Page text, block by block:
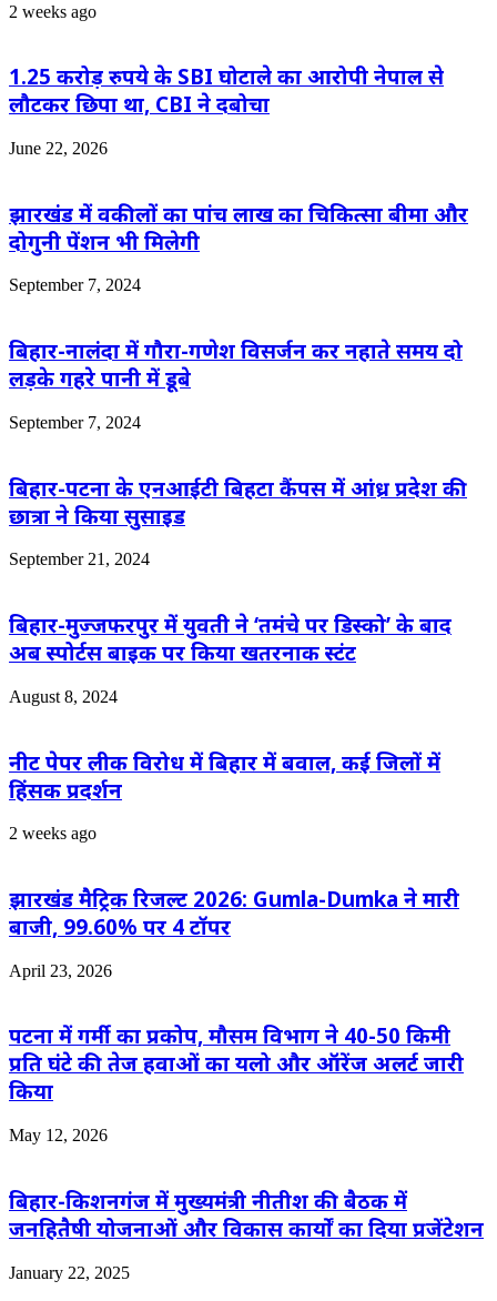
2 weeks ago
1.25 करोड़ रुपये के SBI घोटाले का आरोपी नेपाल से
लौटकर छिपा था, CBI ने दबोचा
June 22, 2026
झारखंड में वकीलों का पांच लाख का चिकित्सा बीमा और
दोगुनी पेंशन भी मिलेगी
September 7, 2024
बिहार-नालंदा में गौरा-गणेश विसर्जन कर नहाते समय दो
लड़के गहरे पानी में डूबे
September 7, 2024
बिहार-पटना के एनआईटी बिहटा कैंपस में आंध्र प्रदेश की
छात्रा ने किया सुसाइड
September 21, 2024
बिहार-मुज्जफरपुर में युवती ने ‘तमंचे पर डिस्को’ के बाद
अब स्पोर्टस बाइक पर किया खतरनाक स्टंट
August 8, 2024
नीट पेपर लीक विरोध में बिहार में बवाल, कई जिलों में
हिंसक प्रदर्शन
2 weeks ago
झारखंड मैट्रिक रिजल्ट 2026: Gumla-Dumka ने मारी
बाजी, 99.60% पर 4 टॉपर
April 23, 2026
पटना में गर्मी का प्रकोप, मौसम विभाग ने 40-50 किमी
प्रति घंटे की तेज हवाओं का यलो और ऑरेंज अलर्ट जारी
किया
May 12, 2026
बिहार-किशनगंज में मुख्यमंत्री नीतीश की बैठक में
जनहितैषी योजनाओं और विकास कार्यों का दिया प्रजेंटेशन
January 22, 2025